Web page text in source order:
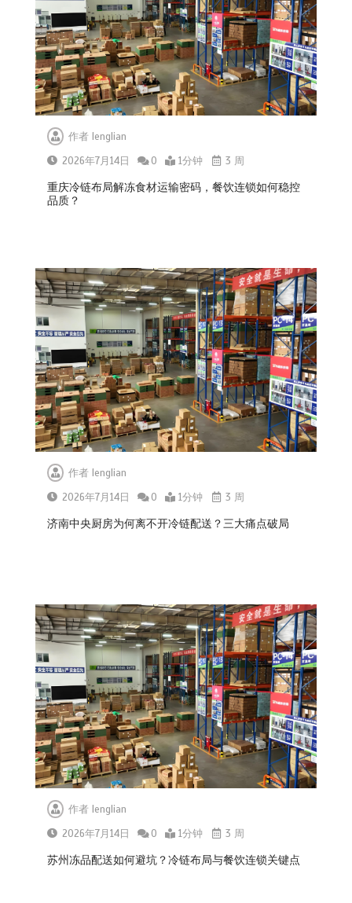
作者 lenglian
2026年7月14日
0 1分钟 3 周
重庆冷链布局解冻食材运输密码，餐饮连锁如何稳控
品质？
作者 lenglian
2026年7月14日
0 1分钟 3 周
济南中央厨房为何离不开冷链配送？三大痛点破局
作者 lenglian
2026年7月14日
0 1分钟 3 周
苏州冻品配送如何避坑？冷链布局与餐饮连锁关键点